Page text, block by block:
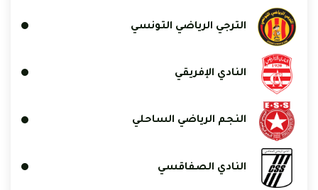
الترجي الرياضي التونسي
النادي الإفريقي
النجم الرياضي الساحلي
النادي الصفاقسي